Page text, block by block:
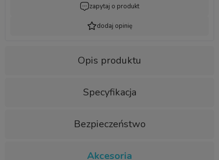
zapytaj o produkt
dodaj opinię
Opis produktu
Specyfikacja
Bezpieczeństwo
Akcesoria